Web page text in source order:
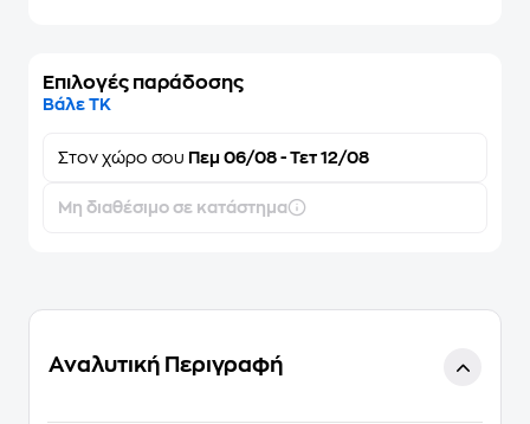
Επιλογές παράδοσης
Βάλε ΤΚ
Στον χώρο σου Πεμ 06/08 - Τετ 12/08
Μη διαθέσιμο σε κατάστημα
Αναλυτική Περιγραφή